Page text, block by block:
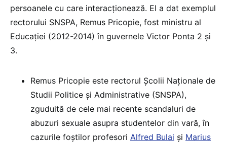
persoanele cu care interacționează. El a dat exemplul
rectorului SNSPA, Remus Pricopie, fost ministru al
Educației (2012-2014) în guvernele Victor Ponta 2 și
3.
Remus Pricopie este rectorul Școlii Naționale de
Studii Politice și Administrative (SNSPA),
zguduită de cele mai recente scandaluri de
abuzuri sexuale asupra studentelor din vară, în
cazurile foștilor profesori Alfred Bulai și Marius